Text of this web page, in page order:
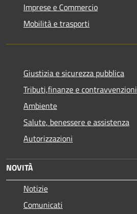
Imprese e Commercio
Mobilità e trasporti
Giustizia e sicurezza pubblica
Tributi,finanze e contravvenzioni
Ambiente
Salute, benessere e assistenza
Autorizzazioni
NOVITÀ
Notizie
Comunicati